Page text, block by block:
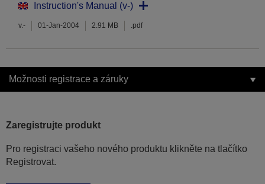
Instruction's Manual (v-)
v.- 01-Jan-2004 2.91 MB .pdf
Možnosti registrace a záruky
Zaregistrujte produkt
Pro registraci vašeho nového produktu klikněte na tlačítko
Registrovat.